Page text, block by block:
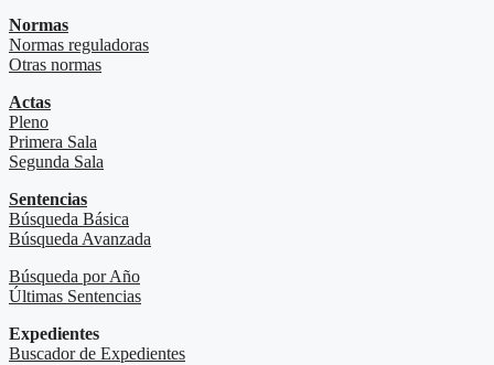
Normas
Normas reguladoras
Otras normas
Actas
Pleno
Primera Sala
Segunda Sala
Sentencias
Búsqueda Básica
Búsqueda Avanzada
Búsqueda por Año
Últimas Sentencias
Expedientes
Buscador de Expedientes